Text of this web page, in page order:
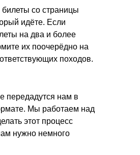
со страницы
идёте. Если
на два и более
их поочерёдно на
походов.
передадутся нам в
Мы работаем над
этот процесс
нужно немного